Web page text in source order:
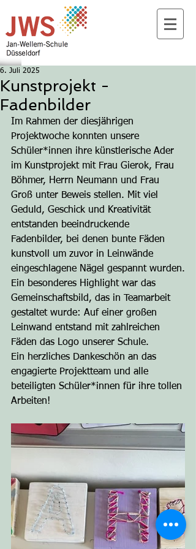
Kunstprojekt -
Fadenbilder
6. Juli 2025
Im Rahmen der diesjährigen
Projektwoche konnten unsere
Schüler*innen ihre künstlerische Ader
im Kunstprojekt mit Frau Gierok, Frau
Böhmer, Herrn Neumann und Frau
Groß unter Beweis stellen. Mit viel
Geduld, Geschick und Kreativität
entstanden beeindruckende
Fadenbilder, bei denen bunte Fäden
kunstvoll um zuvor in Leinwände
eingeschlagene Nägel gespannt wurden.
Ein besonderes Highlight war das
Gemeinschaftsbild, das in Teamarbeit
gestaltet wurde: Auf einer großen
Leinwand entstand mit zahlreichen
Fäden das Logo unserer Schule.
Ein herzliches Dankeschön an das
engagierte Projektteam und alle
beteiligten Schüler*innen für ihre tollen
Arbeiten!